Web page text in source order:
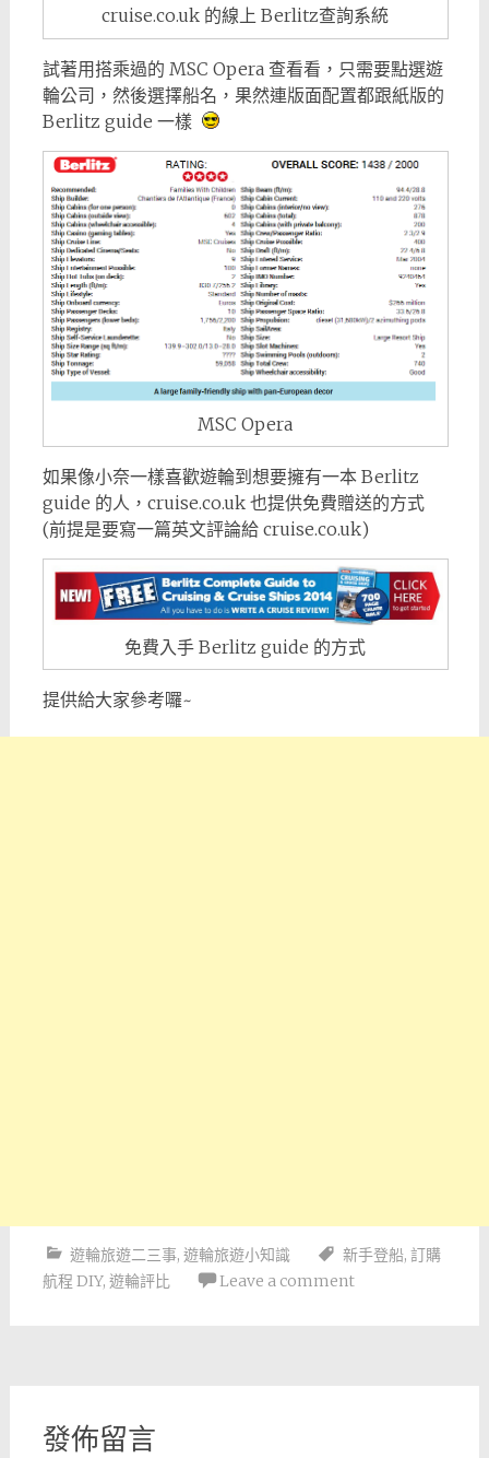
cruise.co.uk 的線上 Berlitz查詢系統
試著用搭乘過的 MSC Opera 查看看，只需要點選遊
輪公司，然後選擇船名，果然連版面配置都跟紙版的
Berlitz guide 一樣
MSC Opera
如果像小奈一樣喜歡遊輪到想要擁有一本 Berlitz
guide 的人，cruise.co.uk 也提供免費贈送的方式
(前提是要寫一篇英文評論給 cruise.co.uk)
免費入手 Berlitz guide 的方式
提供給大家參考囉~
遊輪旅遊二三事, 遊輪旅遊小知識 新手登船, 訂購
航程 DIY, 遊輪評比 Leave a comment
navigation
發佈留言